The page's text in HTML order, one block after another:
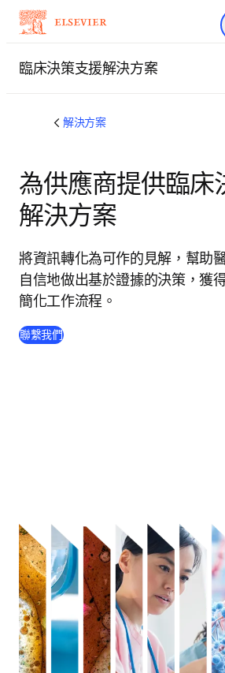
跳到
臨床決策支援解決方案
解決方案
為供應商提供臨床
解決方案
將資訊轉化為可作的見解，幫助
自信地做出基於證據的決策，獲
簡化工作流程。
聯繫我們